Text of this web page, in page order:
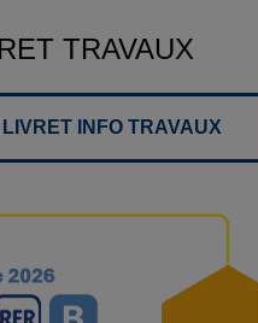
TRAVAUX
INFO TRAVAUX